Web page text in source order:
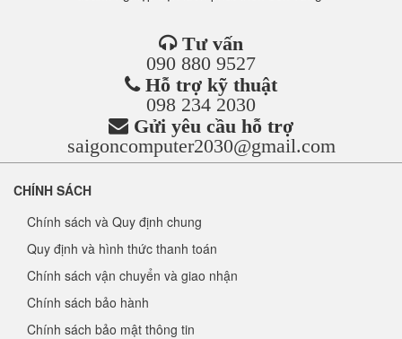
Tư vấn
090 880 9527
Hỗ trợ kỹ thuật
098 234 2030
Gửi yêu cầu hỗ trợ
saigoncomputer2030@gmail.com
CHÍNH SÁCH
Chính sách và Quy định chung
Quy định và hình thức thanh toán
Chính sách vận chuyển và giao nhận
Chính sách bảo hành
Chính sách bảo mật thông tin